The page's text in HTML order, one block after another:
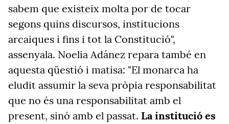
sabem que existeix molta por de tocar
segons quins discursos, institucions
arcaiques i fins i tot la Constitució",
assenyala. Noelia Adánez repara també en
aquesta qüestió i matisa: "El monarca ha
eludit assumir la seva pròpia responsabilitat
que no és una responsabilitat amb el
present, sinó amb el passat. La institució es